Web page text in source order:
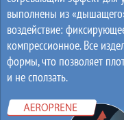
выполнены из
воздействие:
компрессионное. Все
формы, что позволяет
и не сползать.